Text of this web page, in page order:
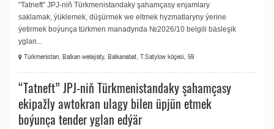
“Tatneft” JPJ-niň Türkmenistandaky şahamçasy enjamlary
saklamak, ýüklemek, düşürmek we eltmek hyzmatlaryny ýerine
ýetirmek boýunça türkmen manadynda №2026/10 belgili bäsleşik
yglan...
Türkmenistan, Balkan welaýaty, Balkanabat, T.Satylow köçesi, 59
“Tatneft” JPJ-niň Türkmenistandaky şahamçasy
ekipažly awtokran ulagy bilen üpjün etmek
boýunça tender yglan edýär